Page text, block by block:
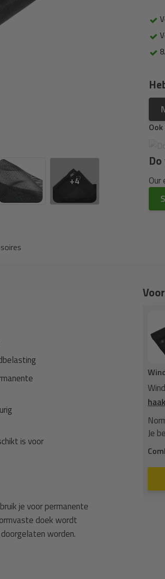
+4
is voor
je voor permanente
doek wordt
worden.
Je